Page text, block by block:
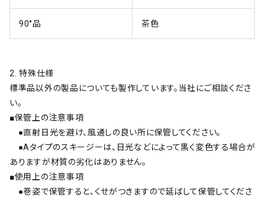
90°品 茶色
2. 特殊仕様
標準品以外の製品についても製作しています。当社にご相談くださ
い。
■保管上の注意事項
●直射日光を避け、風通しの良い所に保管してください。
●Aタイプのスキージーは、日光などによって黒く変色する場合が
ありますが材質の劣化はありません。
■使用上の注意事項
●巻姿で保管すると、くせがつきますので延ばして保管してくださ